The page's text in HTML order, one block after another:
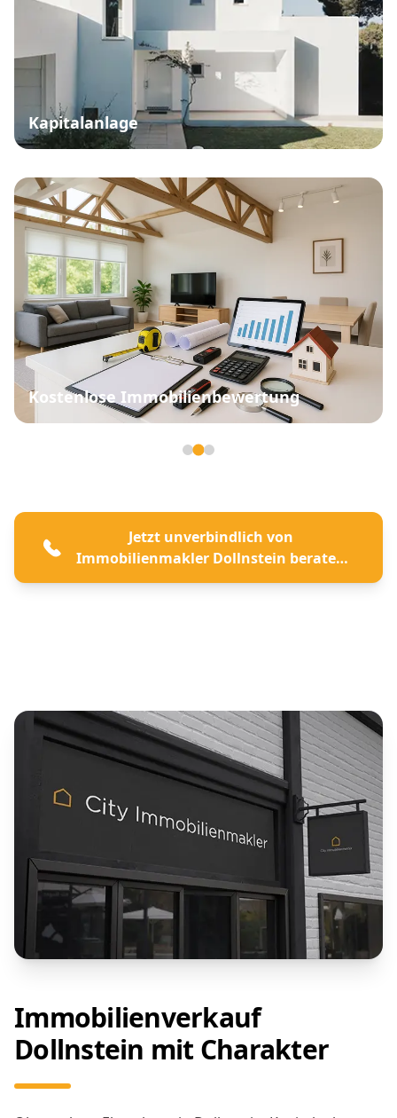
Kapitalanlage
Kostenlose Immobilienbewertung
Jetzt unverbindlich von
Immobilienmakler Dollnstein beraten
lassen
Immobilienverkauf
Dollnstein mit Charakter